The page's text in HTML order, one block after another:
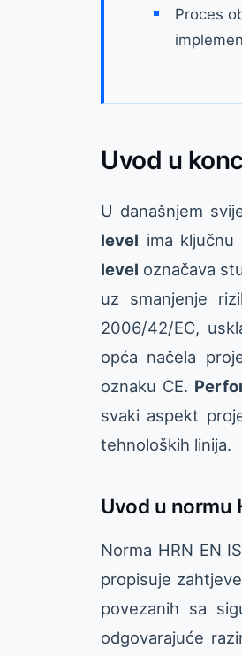
Proces
Uvod u
U današnjem
level ima
level označava
uz smanjenje
2006/42/EC,
opća načela
oznaku CE.
svaki aspekt
tehnoloških linija.
Uvod u normu
Norma HRN EN
propisuje
povezanih sa
odgovarajuće